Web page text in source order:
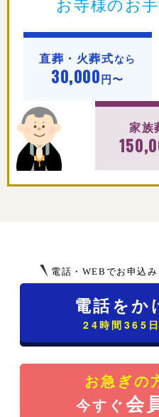
お寺様のお
直葬・火葬式なら
30,000円〜
家族
電話・WEBでお申込
電話をか
24時間365
お急ぎの
今すぐ会